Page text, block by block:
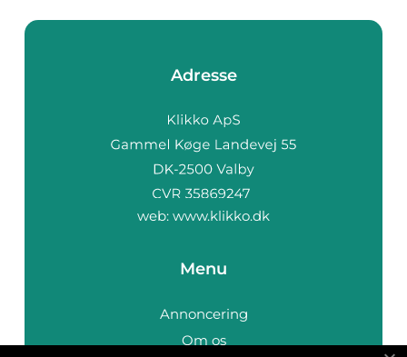
Adresse
web: www.klikko.dk
Menu
Annoncering
Om os